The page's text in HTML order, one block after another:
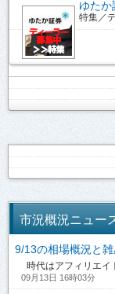
ゆた
特集／
市況概況ニュー
9/13の相場概況と
時代はアフィリエイ
09月13日 16時03分